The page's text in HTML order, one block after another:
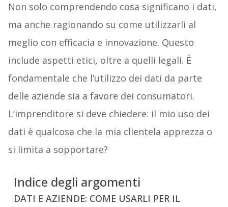
Non solo comprendendo cosa significano i dati,
ma anche ragionando su come utilizzarli al
meglio con efficacia e innovazione. Questo
include aspetti etici, oltre a quelli legali. È
fondamentale che l’utilizzo dei dati da parte
delle aziende sia a favore dei consumatori.
L’imprenditore si deve chiedere: il mio uso dei
dati è qualcosa che la mia clientela apprezza o
si limita a sopportare?
Indice degli argomenti
DATI E AZIENDE: COME USARLI PER IL